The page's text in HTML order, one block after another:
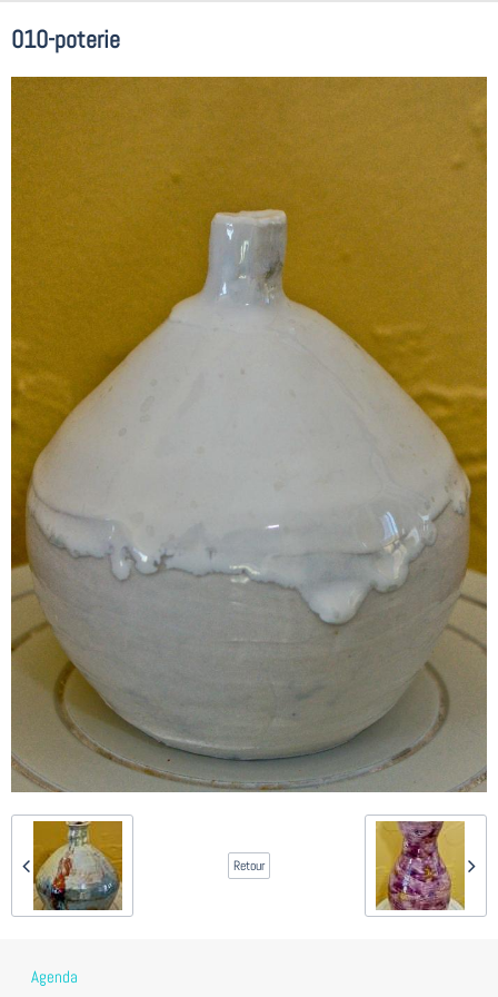
010-poterie
Retour
Agenda